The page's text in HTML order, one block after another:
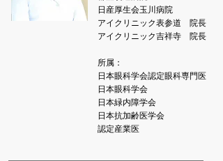
日産厚生会玉川病院
アイクリニック表参道 院長
アイクリニック吉祥寺 院長​
所属：
日本眼科学会認定眼科専門医
日本眼科学会
日本緑内障学会
日本抗加齢医学会
認定産業医